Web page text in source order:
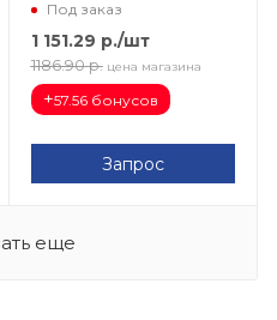
Под заказ
1 151.29 р./шт
1186.90 р. цена магазина
+57.56 бонусов
Запрос
еще